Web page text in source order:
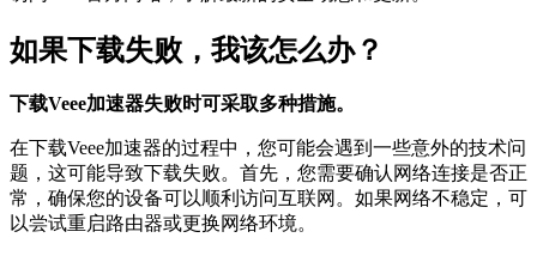
如果下载失败，我该怎么办？
下载Veee加速器失败时可采取多种措施。
在下载Veee加速器的过程中，您可能会遇到一些意外的技术问
题，这可能导致下载失败。首先，您需要确认网络连接是否正
常，确保您的设备可以顺利访问互联网。如果网络不稳定，可
以尝试重启路由器或更换网络环境。